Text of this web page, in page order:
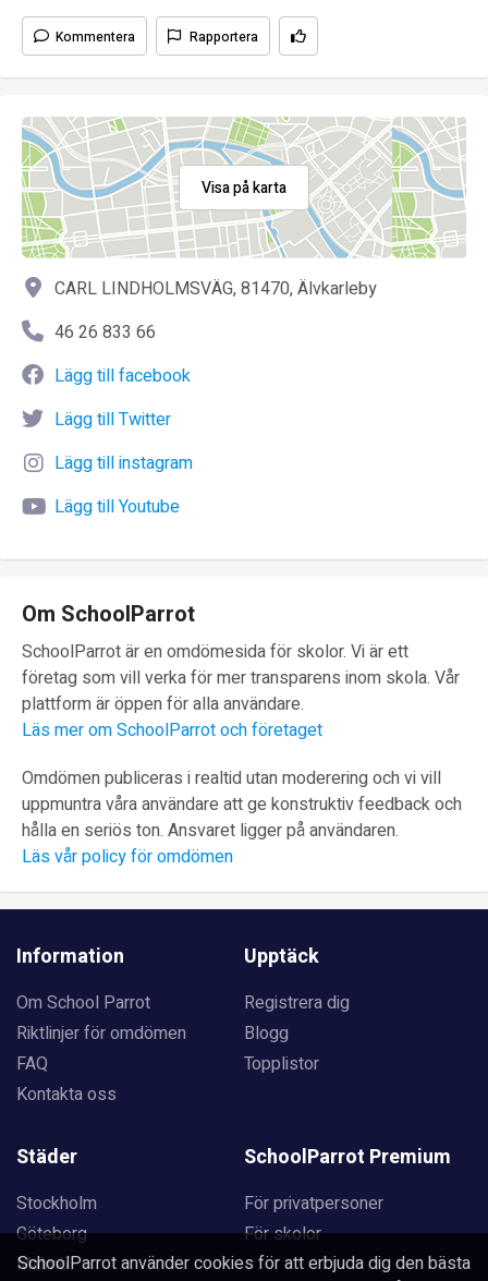
Kommentera Rapportera
Visa på karta
CARL LINDHOLMSVÄG, 81470, Älvkarleby
46 26 833 66
Lägg till facebook
Lägg till Twitter
Lägg till instagram
Lägg till Youtube
Om SchoolParrot
SchoolParrot är en omdömesida för skolor. Vi är ett
företag som vill verka för mer transparens inom skola. Vår
plattform är öppen för alla användare.
Läs mer om SchoolParrot och företaget
Omdömen publiceras i realtid utan moderering och vi vill
uppmuntra våra användare att ge konstruktiv feedback och
hålla en seriös ton. Ansvaret ligger på användaren.
Läs vår policy för omdömen
Information
Om School Parrot
Riktlinjer för omdömen
FAQ
Kontakta oss
Upptäck
Registrera dig
Blogg
Topplistor
Städer
Stockholm
Göteborg
Malmö
SchoolParrot Premium
För privatpersoner
För skolor
SchoolParrot använder cookies för att erbjuda dig den bästa